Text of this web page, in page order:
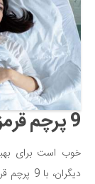
فال
مسابقه
اخبار
9 پرچم قرمز رابطه
خوب است برای